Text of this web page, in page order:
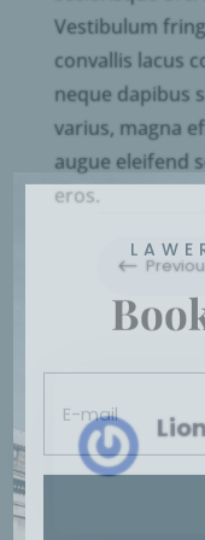
Vestibulum
convallis lacus
neque dapibus
varius, magna
augue eleifend
eros.
#